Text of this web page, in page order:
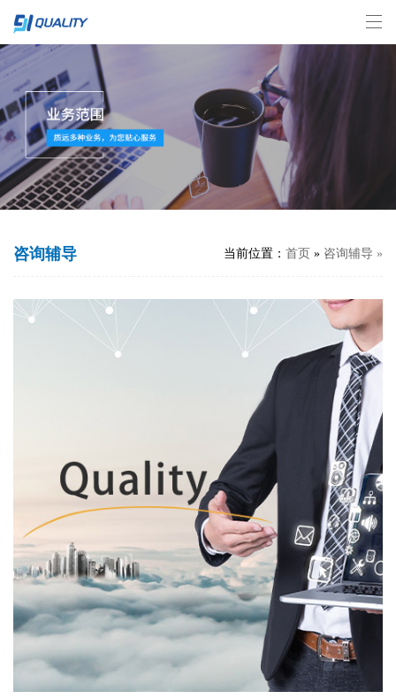
咨询辅导 当前位置： 首页 » 咨询辅导 »